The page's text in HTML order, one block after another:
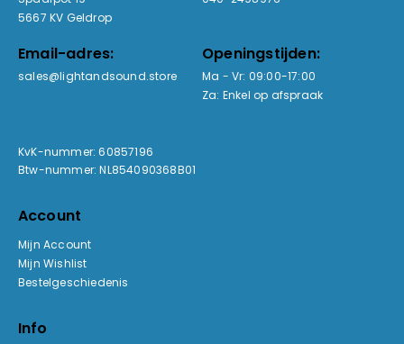
5667 KV Geldrop
Email-adres:
sales@lightandsound.store
Openingstijden:
Ma - Vr: 09:00-17:00
Za: Enkel op afspraak
KvK-nummer: 60857196
Btw-nummer: NL854090368B01
Account
Mijn Account
Mijn Wishlist
Bestelgeschiedenis
Info